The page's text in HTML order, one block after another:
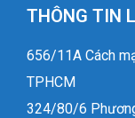
THÔNG TIN
656/11A Cách
TPHCM
324/80/6